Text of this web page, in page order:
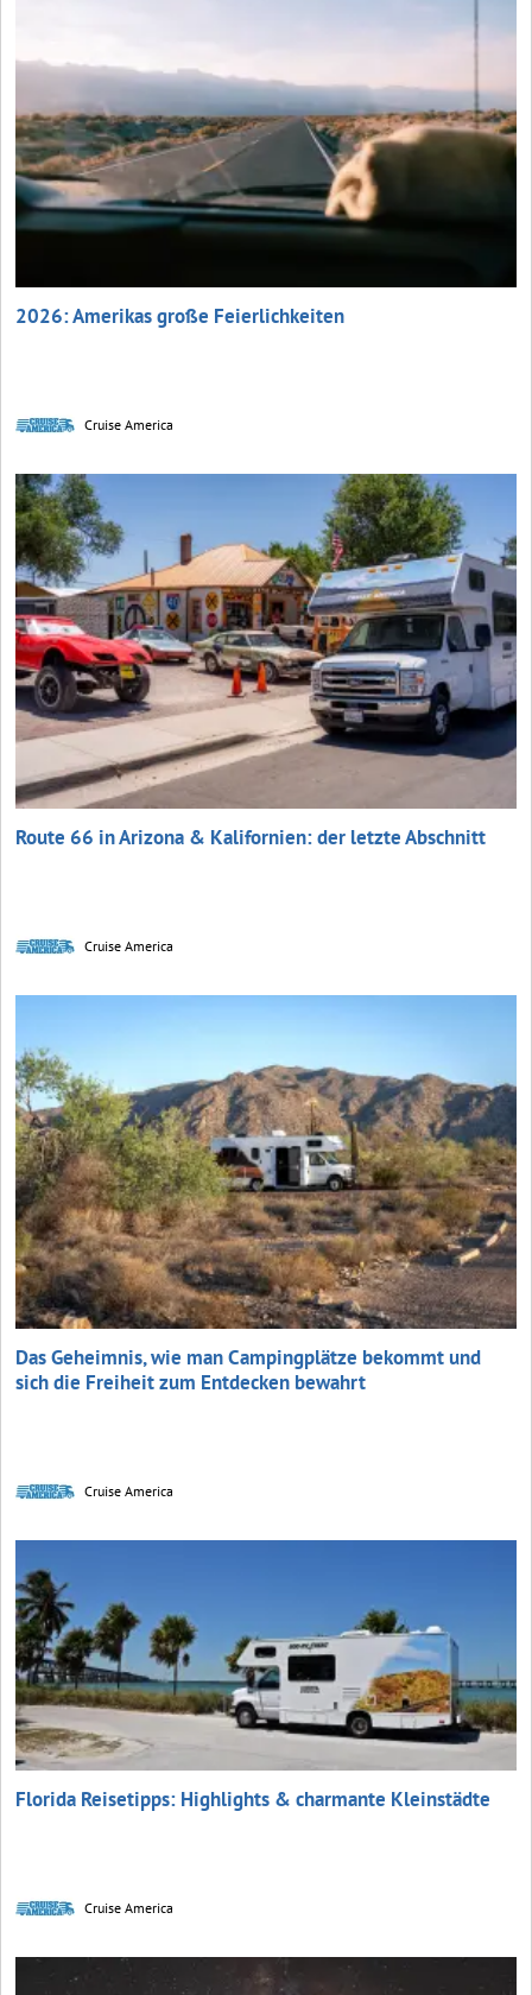
2026: Amerikas große Feierlichkeiten
Cruise America
Route 66 in Arizona & Kalifornien: der letzte Abschnitt
Cruise America
Das Geheimnis, wie man Campingplätze bekommt und
sich die Freiheit zum Entdecken bewahrt
Cruise America
Florida Reisetipps: Highlights & charmante Kleinstädte
Cruise America